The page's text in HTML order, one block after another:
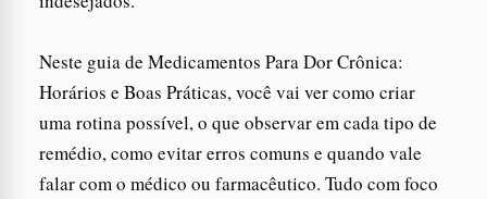
Neste guia de Medicamentos Para Dor Crônica:
Horários e Boas Práticas, você vai ver como criar
uma rotina possível, o que observar em cada tipo de
remédio, como evitar erros comuns e quando vale
falar com o médico ou farmacêutico. Tudo com foco